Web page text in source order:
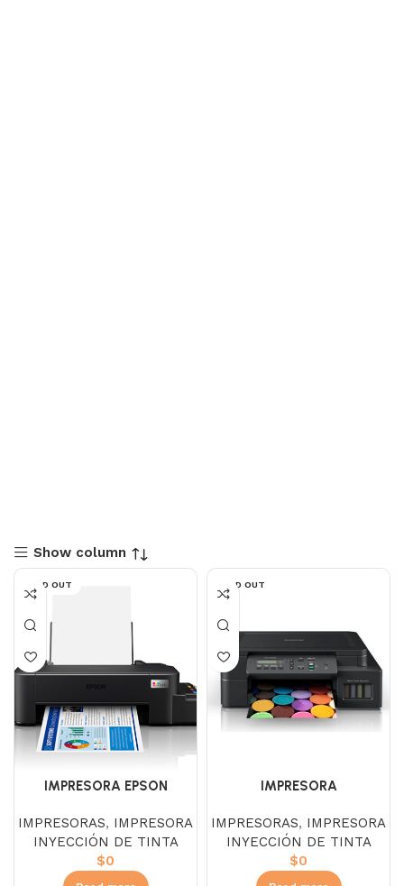
Show column
SOLD OUT
IMPRESORA EPSON
IMPRESORAS, IMPRESORA
INYECCIÓN DE TINTA
$0
SOLD OUT
IMPRESORA
DCP-T520W
IMPRESORAS, IMPRESORA
INYECCIÓN DE TINTA
$0